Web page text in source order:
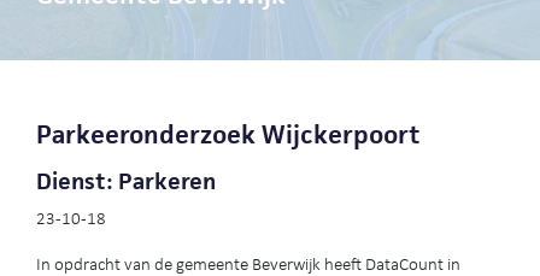
Parkeeronderzoek Wijckerpoort
Dienst: Parkeren
23-10-18
In opdracht van de gemeente Beverwijk heeft DataCount in